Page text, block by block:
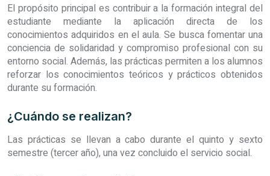
El propósito principal es contribuir a la formación integral del
estudiante mediante la aplicación directa de los
conocimientos adquiridos en el aula. Se busca fomentar una
conciencia de solidaridad y compromiso profesional con su
entorno social. Además, las prácticas permiten a los alumnos
reforzar los conocimientos teóricos y prácticos obtenidos
durante su formación.
¿Cuándo se realizan?
Las prácticas se llevan a cabo durante el quinto y sexto
semestre (tercer año), una vez concluido el servicio social.